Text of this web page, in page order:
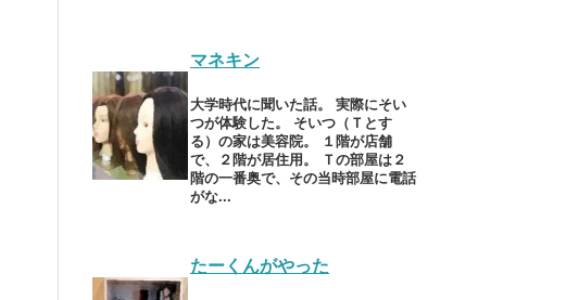
マネキン
大学時代に聞いた話。 実際にそい
つが体験した。 そいつ（Ｔとす
る）の家は美容院。 １階が店舗
で、２階が居住用。 Ｔの部屋は２
階の一番奥で、その当時部屋に電話
がな...
たーくんがやった